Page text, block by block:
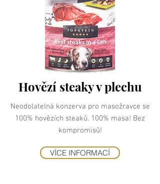
Hovězí steaky v plechu
Neodolatelná konzerva pro masožravce se
100% hovězích steaků. 100% masa! Bez
kompromisů!
VÍCE INFORMACÍ